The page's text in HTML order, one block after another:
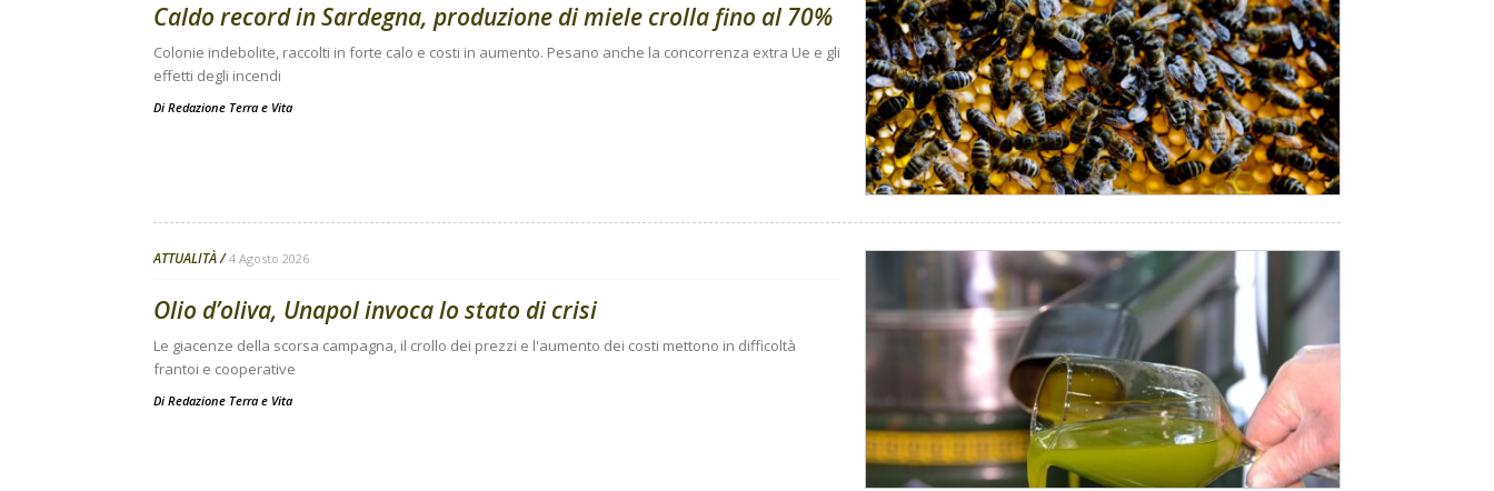
Caldo record in Sardegna, produzione di miele crolla fino al 70%
Colonie indebolite, raccolti in forte calo e costi in aumento. Pesano anche la concorrenza extra Ue e gli
effetti degli incendi
Di Redazione Terra e Vita
ATTUALITÀ 4 Agosto 2026
Olio d’oliva, Unapol invoca lo stato di crisi
Le giacenze della scorsa campagna, il crollo dei prezzi e l'aumento dei costi mettono in difficoltà
frantoi e cooperative
Di Redazione Terra e Vita